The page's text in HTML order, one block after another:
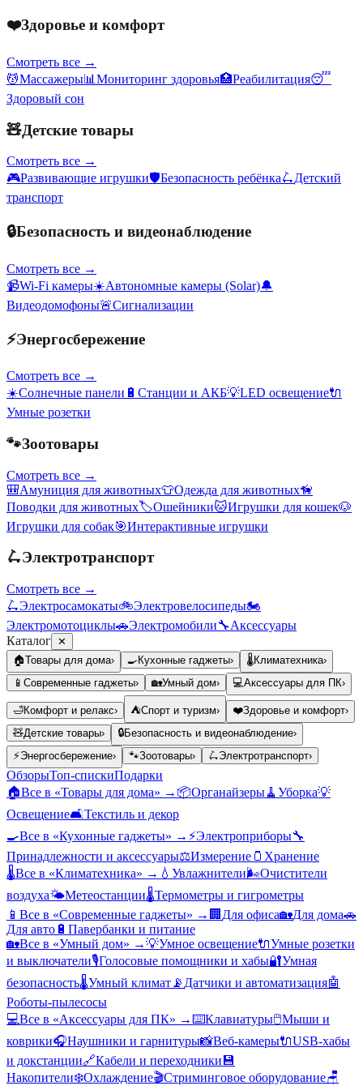
❤️Здоровье и комфорт
Смотреть все →
💆Массажеры📊 Мониторинг здоровья🏥Реабилитация😴
Здоровый сон
🧸Детские товары
Смотреть все →
🎮Развивающие игрушки🛡️Безопасность ребёнка🛴Детский
транспорт
🔒Безопасность и видеонаблюдение
Смотреть все →
📹Wi-Fi камеры☀️Автономные камеры (Solar)🔔
Видеодомофоны🚨Сигнализации
⚡Энергосбережение
Смотреть все →
☀️Солнечные панели 🔋 Станции и АКБ💡LED освещение🔌
Умные розетки
🐾Зоотовары
Смотреть все →
🎒Амуниция для животных👕Одежда для животных🦮
Поводки для животных🏷️Ошейники🐱Игрушки для кошек🐶
Игрушки для собак🎯Интерактивные игрушки
🛴Электротранспорт
Смотреть все →
🛴Электросамокаты🚲Электровелосипеды🏍️
Электромотоциклы🚗Электромобили🔧Аксессуары
Каталог ✕
🏠Товары для дома› 🍳Кухонные гаджеты› 🌡️Климатехника›
📱 Современные гаджеты› 🏡Умный дом› 💻Аксессуары для ПК›
🛁Комфорт и релакс› ⛺Спорт и туризм› ❤️Здоровье и комфорт›
🧸Детские товары› 🔒Безопасность и видеонаблюдение›
⚡Энергосбережение› 🐾Зоотовары› 🛴Электротранспорт›
ОбзорыТоп-спискиПодарки
🏠Все в «Товары для дома» → 📦Органайзеры🧹 Уборка💡
Освещение🛋️Текстиль и декор
🍳Все в «Кухонные гаджеты» → ⚡Электроприборы🔧
Принадлежности и аксессуары⚖️Измерение 🫙 Хранение
🌡️Все в «Климатехника» → 💧 Увлажнители🌬️Очистители
воздуха🌤️Метеостанции🌡️Термометры и гигрометры
📱 Все в «Современные гаджеты» → 🏢 Для офиса🏡Для дома🚗
Для авто 🔋 Павербанки и питание
🏡Все в «Умный дом» →💡Умное освещение🔌Умные розетки
и выключатели🎙️Голосовые помощники и хабы🔐Умная
безопасность🌡️Умный климат 📡 Датчики и автоматизация🤖
Роботы-пылесосы
💻Все в «Аксессуары для ПК» →⌨️Клавиатуры🖱️Мыши и
коврики🎧Наушники и гарнитуры📸Веб-камеры🔌USB-хабы
и докстанции🔗Кабели и переходники 💾
Накопители❄️Охлаждение🎬Стриминговое оборудование🪑